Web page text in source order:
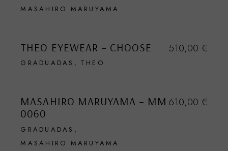
MASAHIRO MARUYAMA
THEO EYEWEAR – CHOOSE
GRADUADAS THEO
510,00 €
MASAHIRO MARUYAMA – MM
0060
GRADUADAS
MASAHIRO MARUYAMA
610,00 €